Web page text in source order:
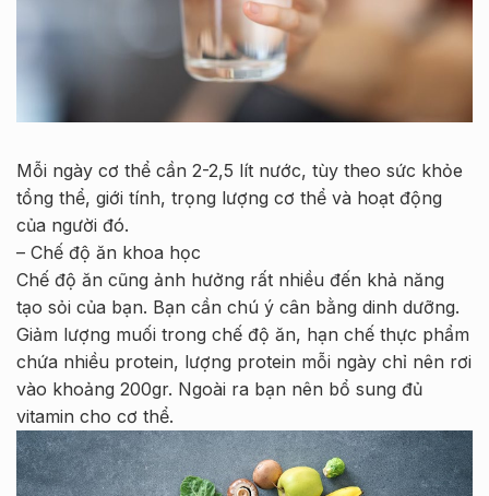
Mỗi ngày cơ thể cần 2-2,5 lít nước, tùy theo sức khỏe
tổng thể, giới tính, trọng lượng cơ thể và hoạt động
của người đó.
– Chế độ ăn khoa học
Chế độ ăn cũng ảnh hưởng rất nhiều đến khả năng
tạo sỏi của bạn. Bạn cần chú ý cân bằng dinh dưỡng.
Giảm lượng muối trong chế độ ăn, hạn chế thực phẩm
chứa nhiều protein, lượng protein mỗi ngày chỉ nên rơi
vào khoảng 200gr. Ngoài ra bạn nên bổ sung đủ
vitamin cho cơ thể.